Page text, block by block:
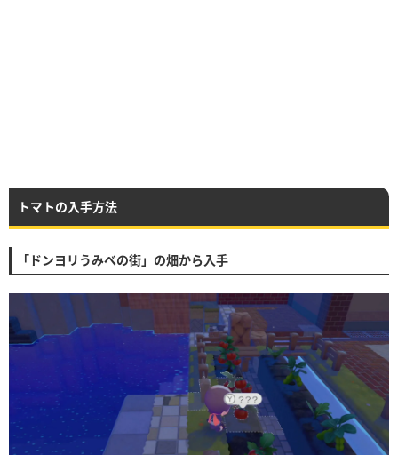
トマトの入手方法
「ドンヨリうみべの街」の畑から入手